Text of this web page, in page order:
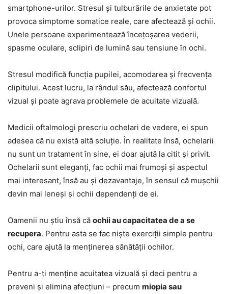
smartphone-urilor. Stresul și tulburările de anxietate pot
provoca simptome somatice reale, care afectează și ochii.
Unele persoane experimentează încețoșarea vederii,
spasme oculare, sclipiri de lumină sau tensiune în ochi.
Stresul modifică funcția pupilei, acomodarea și frecvența
clipitului. Acest lucru, la rândul său, afectează confortul
vizual și poate agrava problemele de acuitate vizuală.
Medicii oftalmologi prescriu ochelari de vedere, ei spun
adesea că nu există altă soluție. În realitate însă, ochelarii
nu sunt un tratament în sine, ei doar ajută la citit și privit.
Ochelarii sunt eleganți, fac ochii mai frumoși și aspectul
mai interesant, însă au și dezavantaje, în sensul că mușchii
devin mai leneși și ochii dependenți de ei.
Oamenii nu știu însă că ochii au capacitatea de a se
recupera. Pentru asta se fac niște exerciții simple pentru
ochi, care ajută la menținerea sănătății ochilor.
Pentru a-ți menține acuitatea vizuală și deci pentru a
preveni și elimina afecțiuni – precum miopia sau